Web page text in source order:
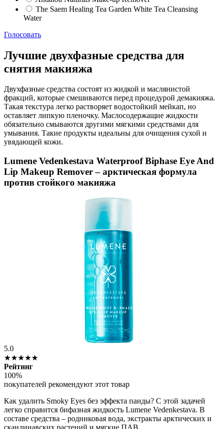
The Saem Healing Tea Garden White Tea Cleansing
Water
Голосовать
Лучшие двухфазные средства для
снятия макияжа
Двухфазные средства состоят из жидкой и маслянистой
фракций, которые смешиваются перед процедурой демакияжа.
Такая текстура легко растворяет водостойкий мейкап, но
оставляет липкую пленочку. Маслосодержащие жидкости
обязательно смываются другими мягкими средствами для
умывания. Такие продукты идеальны для очищения сухой и
увядающей кожи.
Lumene Vedenkestava Waterproof Biphase Eye And
Lip Makeup Remover – арктическая формула
против стойкого макияжа
5.0
★★★★★
Рейтинг
100%
покупателей рекомендуют этот товар
Как удалить Smoky Eyes без эффекта панды? С этой задачей
легко справится бифазная жидкость Lumene Vedenkestava. В
составе средства – родниковая вода, экстракты арктических и
скандинавских растений и мягкие ПАВ.